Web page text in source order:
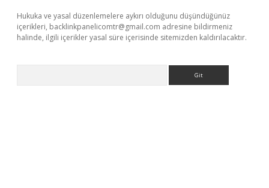
Hukuka ve yasal düzenlemelere aykırı olduğunu düşündüğünüz
içerikleri, backlinkpanelicomtr@gmail.com adresine bildirmeniz
halinde, ilgili içerikler yasal süre içerisinde sitemizden kaldırılacaktır.